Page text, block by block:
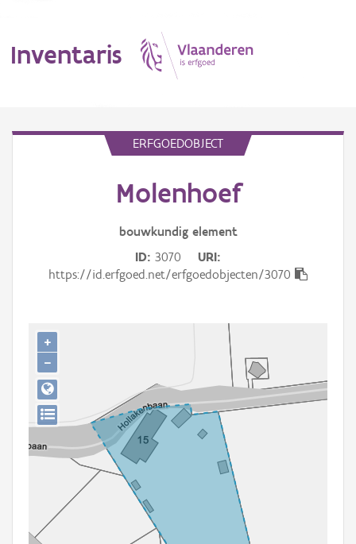
Inventaris
Gebeurtenis
Persoon of collectief
Downloads
ERFGOEDOBJECT
Molenhoef
bouwkundig element
ID 3070
URI
https://id.erfgoed.net/erfgoedobjecten/3070
+
−